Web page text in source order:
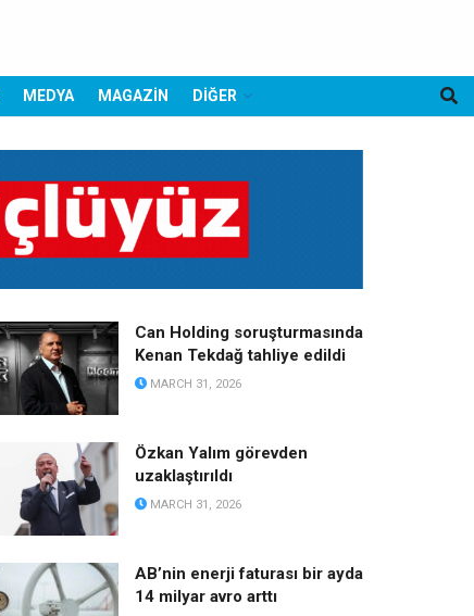
MEDYA MAGAZİN DİĞER
Can Holding soruşturmasında
Kenan Tekdağ tahliye edildi
MARCH 31, 2026
Özkan Yalım görevden
uzaklaştırıldı
MARCH 31, 2026
AB’nin enerji faturası bir ayda
14 milyar avro arttı